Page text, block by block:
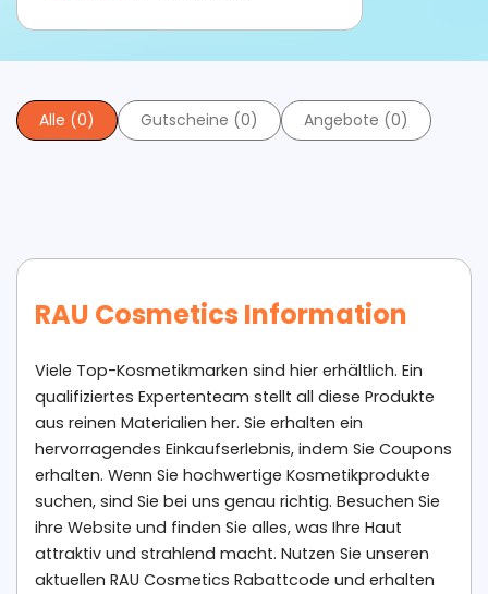
Alle (0) Gutscheine (0) Angebote (0)
RAU Cosmetics Information
Viele Top-Kosmetikmarken sind hier erhältlich. Ein
qualifiziertes Expertenteam stellt all diese Produkte
aus reinen Materialien her. Sie erhalten ein
hervorragendes Einkaufserlebnis, indem Sie Coupons
erhalten. Wenn Sie hochwertige Kosmetikprodukte
suchen, sind Sie bei uns genau richtig. Besuchen Sie
ihre Website und finden Sie alles, was Ihre Haut
attraktiv und strahlend macht. Nutzen Sie unseren
aktuellen RAU Cosmetics Rabattcode und erhalten